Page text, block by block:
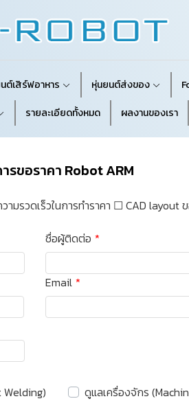
ต์เสิร์ฟอาหาร หุ่นยนต์ส่งของ
รายละเอียดทั้งหมด ผลงานของเรา
รขอราคา Robot ARM
มรวดเร็วในการทำราคา ☐ CAD
ชื่อผู้ติดต่อ
Email
ดูแลเครื่องจักร